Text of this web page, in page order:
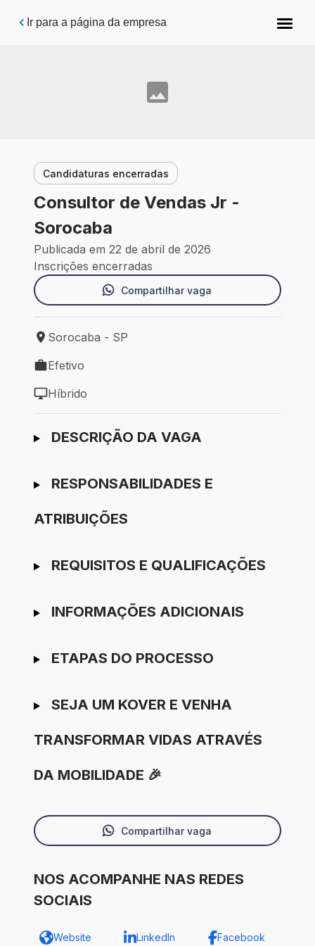
Pular para o conteúdo principal
Ir para a página da empresa
Candidaturas encerradas
Consultor de Vendas Jr -
Sorocaba
Publicada em 22 de abril de 2026
Inscrições encerradas
Compartilhar vaga
Local de trabalho: Sorocaba - SP
Sorocaba - SP
Tipo de vaga: Efetivo
Efetivo
Modelo de trabalho: Híbrido
Híbrido
Ir para candidatura
DESCRIÇÃO DA VAGA
RESPONSABILIDADES E
ATRIBUIÇÕES
REQUISITOS E QUALIFICAÇÕES
INFORMAÇÕES ADICIONAIS
ETAPAS DO PROCESSO
SEJA UM KOVER E VENHA
TRANSFORMAR VIDAS ATRAVÉS
DA MOBILIDADE 🎉
Compartilhar vaga
NOS ACOMPANHE NAS REDES
SOCIAIS
Website LinkedIn Facebook